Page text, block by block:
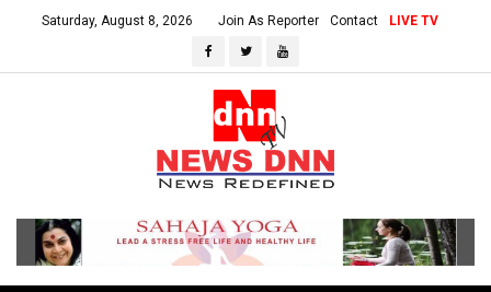
Saturday, August 8, 2026 Join As Reporter Contact LIVE TV